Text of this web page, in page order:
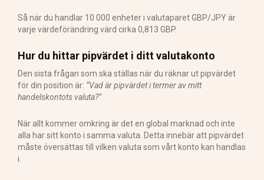
Så när du handlar 10 000 enheter i valutaparet GBP/JPY är
varje värdeförändring värd cirka 0,813 GBP.
Hur du hittar pipvärdet i ditt valutakonto
Den sista frågan som ska ställas när du räknar ut pipvärdet
för din position är: “Vad är pipvärdet i termer av mitt
handelskontots valuta?”
När allt kommer omkring är det en global marknad och inte
alla har sitt konto i samma valuta. Detta innebär att pipvärdet
måste översättas till vilken valuta som vårt konto kan handlas
i.